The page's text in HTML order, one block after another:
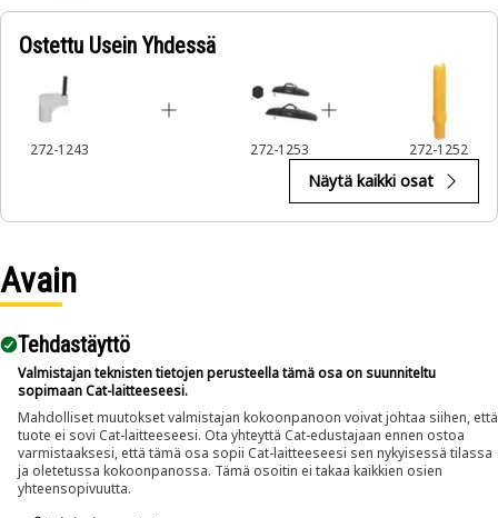
operation.
The Ripper Tooth Pin Remover Tool is used to extract pins
from the ripper teeth assembly located on the rear of the
equipment, allowing for the replacement and maintenance
Ostettu Usein Yhdessä
272-1243 272-1253 272-1252
Näytä kaikki osat
Avain
Tehdastäyttö
Valmistajan teknisten tietojen perusteella tämä osa on suunniteltu
sopimaan Cat-laitteeseesi.
Mahdolliset muutokset valmistajan kokoonpanoon voivat johtaa siihen, että
tuote ei sovi Cat-laitteeseesi. Ota yhteyttä Cat-edustajaan ennen ostoa
varmistaaksesi, että tämä osa sopii Cat-laitteeseesi sen nykyisessä tilassa
ja oletetussa kokoonpanossa. Tämä osoitin ei takaa kaikkien osien
yhteensopivuutta.